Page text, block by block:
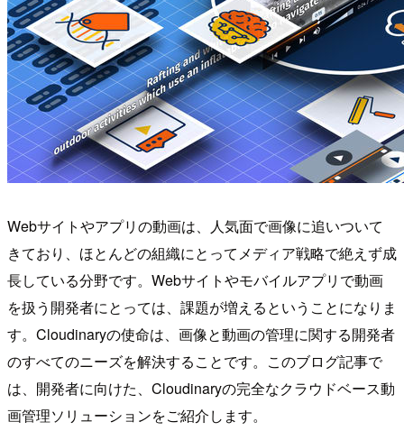
Webサイトやアプリの動画は、人気面で画像に追いついて
きており、ほとんどの組織にとってメディア戦略で絶えず成
長している分野です。Webサイトやモバイルアプリで動画
を扱う開発者にとっては、課題が増えるということになりま
す。Cloudinaryの使命は、画像と動画の管理に関する開発者
のすべてのニーズを解決することです。このブログ記事で
は、開発者に向けた、Cloudinaryの完全なクラウドベース動
画管理ソリューションをご紹介します。